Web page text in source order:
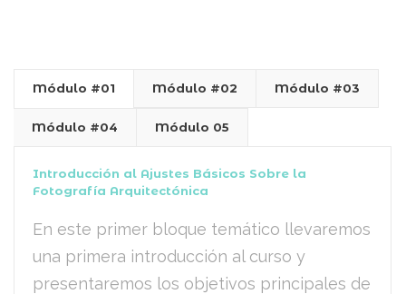
Módulo #01 Módulo #02 Módulo #03
Módulo #04 Módulo 05
Introducción al Ajustes Básicos Sobre la
Fotografía Arquitectónica
En este primer bloque temático llevaremos
una primera introducción al curso y
presentaremos los objetivos principales de